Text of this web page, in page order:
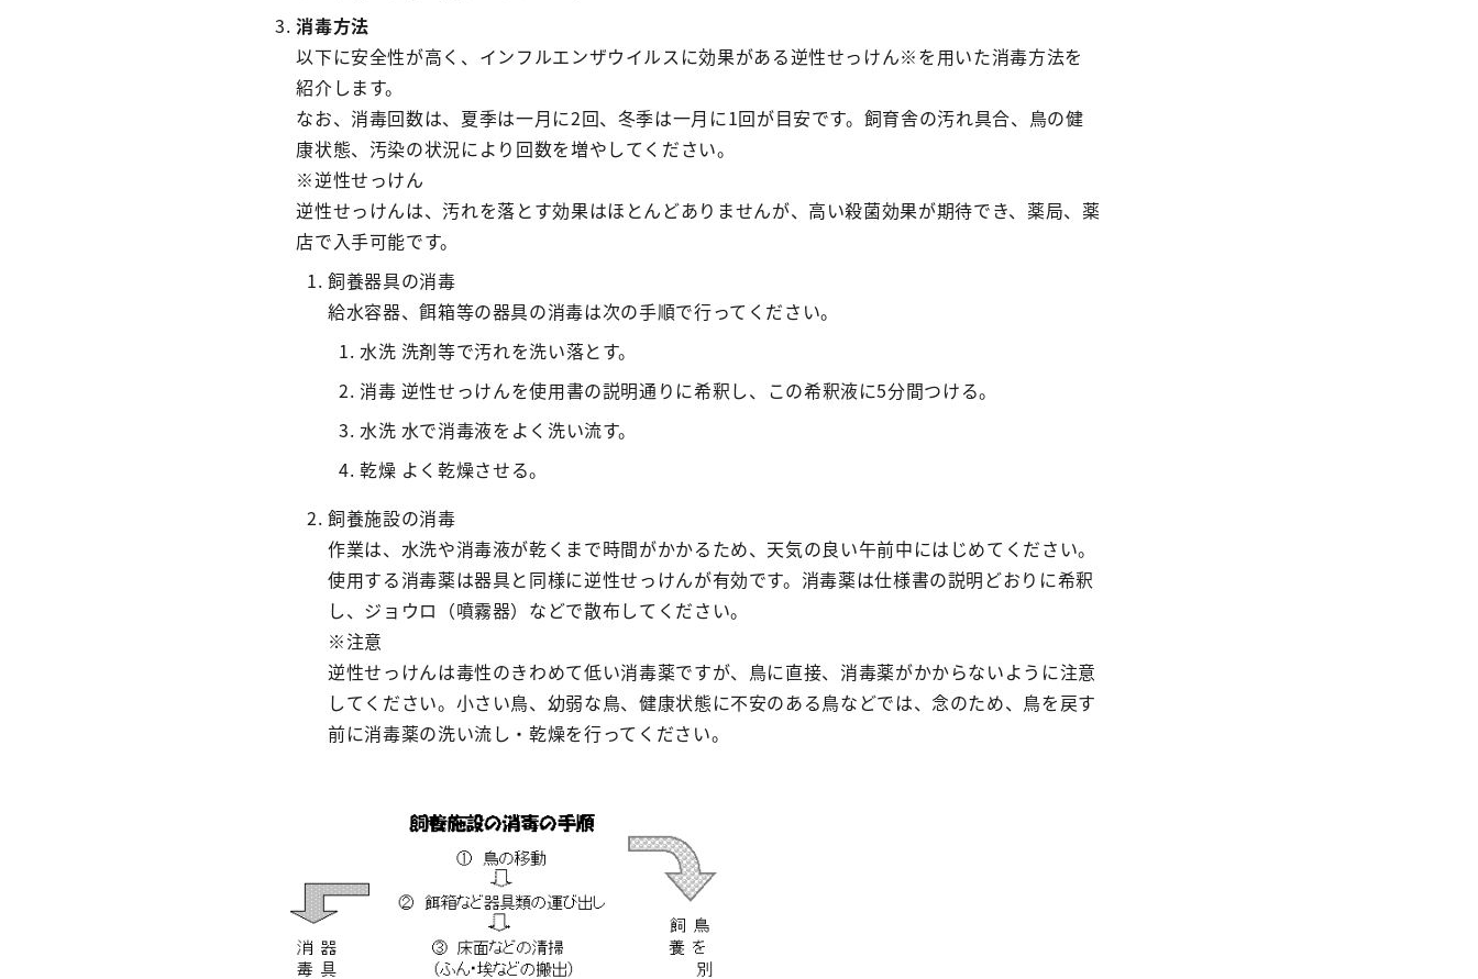
消毒方法
以下に安全性が高く、インフルエンザウイルスに効果がある逆性せっけん※を用いた消毒方法を
紹介します。
なお、消毒回数は、夏季は一月に2回、冬季は一月に1回が目安です。飼育舎の汚れ具合、鳥の健
康状態、汚染の状況により回数を増やしてください。
※逆性せっけん
逆性せっけんは、汚れを落とす効果はほとんどありませんが、高い殺菌効果が期待でき、薬局、薬
店で入手可能です。
飼養器具の消毒
給水容器、餌箱等の器具の消毒は次の手順で行ってください。
水洗 洗剤等で汚れを洗い落とす。
消毒 逆性せっけんを使用書の説明通りに希釈し、この希釈液に5分間つける。
水洗 水で消毒液をよく洗い流す。
乾燥 よく乾燥させる。
飼養施設の消毒
作業は、水洗や消毒液が乾くまで時間がかかるため、天気の良い午前中にはじめてください。
使用する消毒薬は器具と同様に逆性せっけんが有効です。消毒薬は仕様書の説明どおりに希釈
し、ジョウロ（噴霧器）などで散布してください。
※注意
逆性せっけんは毒性のきわめて低い消毒薬ですが、鳥に直接、消毒薬がかからないように注意
してください。小さい鳥、幼弱な鳥、健康状態に不安のある鳥などでは、念のため、鳥を戻す
前に消毒薬の洗い流し・乾燥を行ってください。